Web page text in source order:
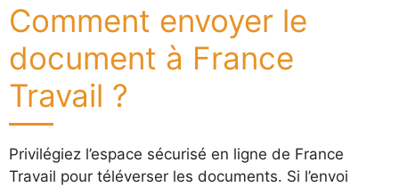
Comment envoyer le
document à France
Travail ?
Privilégiez l’espace sécurisé en ligne de France
Travail pour téléverser les documents. Si l’envoi